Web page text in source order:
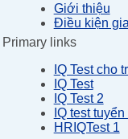
Giới thiệu
Điều kiện
Primary links
IQ Test cho
IQ Test
IQ Test 2
IQ test
HRIQTest 1